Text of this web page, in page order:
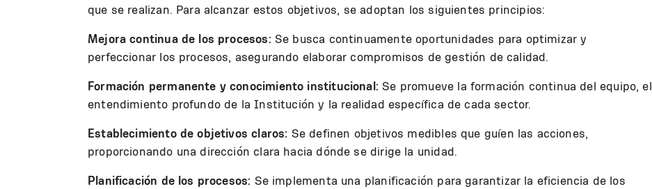
que se realizan. Para alcanzar estos objetivos, se adoptan los siguientes principios:
Mejora continua de los procesos: Se busca continuamente oportunidades para optimizar y
perfeccionar los procesos, asegurando elaborar compromisos de gestión de calidad.
Formación permanente y conocimiento institucional: Se promueve la formación continua del equipo, el
entendimiento profundo de la Institución y la realidad específica de cada sector.
Establecimiento de objetivos claros: Se definen objetivos medibles que guíen las acciones,
proporcionando una dirección clara hacia dónde se dirige la unidad.
Planificación de los procesos: Se implementa una planificación para garantizar la eficiencia de los